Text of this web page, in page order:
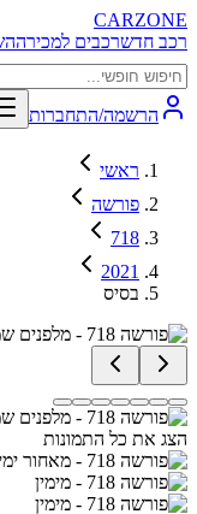
CARZONE
רכב חדשרכבים למכירה
הרשמה/התחברות
ראשי
פורשה
718
2021
בסיס
הצג את כל התמונות